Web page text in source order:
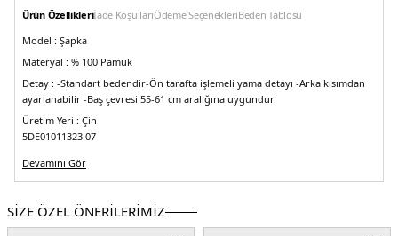
Ürün Özellikleriİade KoşullarıÖdeme SeçenekleriBeden Tablosu
Model : Şapka
Materyal : % 100 Pamuk
Detay : -Standart bedendir-Ön tarafta işlemeli yama detayı -Arka kısımdan
ayarlanabilir -Baş çevresi 55-61 cm aralığına uygundur
Üretim Yeri : Çin
5DE01011323.07
Devamını Gör
SİZE ÖZEL ÖNERİLERİMİZ